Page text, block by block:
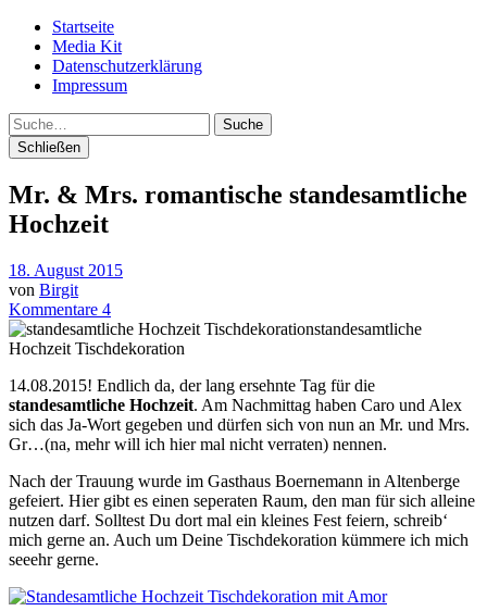
Startseite
Media Kit
Datenschutzerklärung
Impressum
Suche
Schließen
Mr. & Mrs. romantische standesamtliche
Hochzeit
18. August 2015
von Birgit
Kommentare 4
standesamtliche
Hochzeit Tischdekoration
14.08.2015! Endlich da, der lang ersehnte Tag für die
standesamtliche Hochzeit. Am Nachmittag haben Caro und Alex
sich das Ja-Wort gegeben und dürfen sich von nun an Mr. und Mrs.
Gr…(na, mehr will ich hier mal nicht verraten) nennen.
Nach der Trauung wurde im Gasthaus Boernemann in Altenberge
gefeiert. Hier gibt es einen seperaten Raum, den man für sich alleine
nutzen darf. Solltest Du dort mal ein kleines Fest feiern, schreib‘
mich gerne an. Auch um Deine Tischdekoration kümmere ich mich
seeehr gerne.